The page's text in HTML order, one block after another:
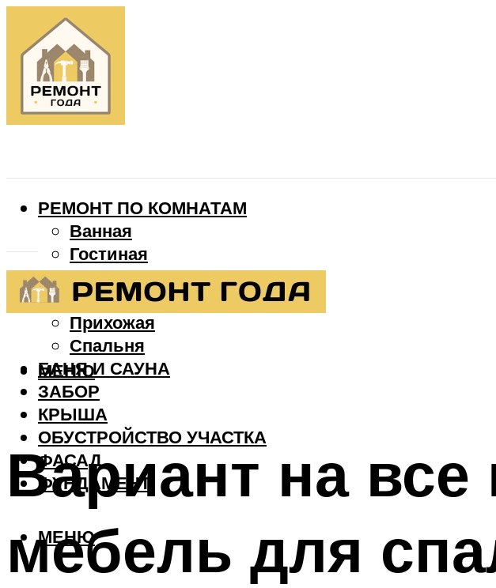
РЕМОНТ ПО КОМНАТАМ
Ванная
Гостиная
Детская
Кухня
Прихожая
Спальня
БАНЯ И САУНА
ЗАБОР
КРЫША
ОБУСТРОЙСТВО УЧАСТКА
ФАСАД
ФУНДАМЕНТ
МЕНЮ
МЕНЮ
Вариант на
мебель для